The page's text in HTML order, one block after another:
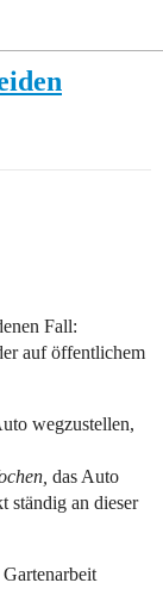
Fall:
auf öffentlichem
wegzustellen,
das Auto
ständig an dieser